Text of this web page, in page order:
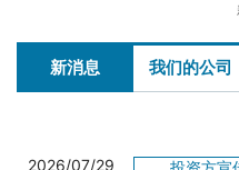
新消息 我们的公司
2026/07/29